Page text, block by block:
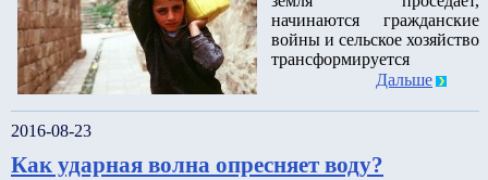
начинаются гражданские
войны и сельское хозяйство
трансформируется
Дальше
2016-08-23
Как ударная волна опресняет воду?